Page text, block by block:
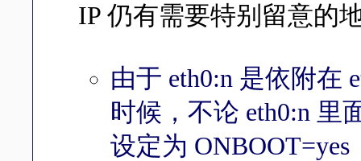
IP 仍有需要特别留意的
由于 eth0:n 是依附在
时候，不论 eth0:n 里
设定为